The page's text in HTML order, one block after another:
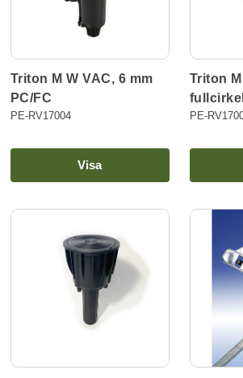
Triton M W VAC, 6 mm
PC/FC
PE-RV17004
Visa
Triton
fullcirkel
PE-